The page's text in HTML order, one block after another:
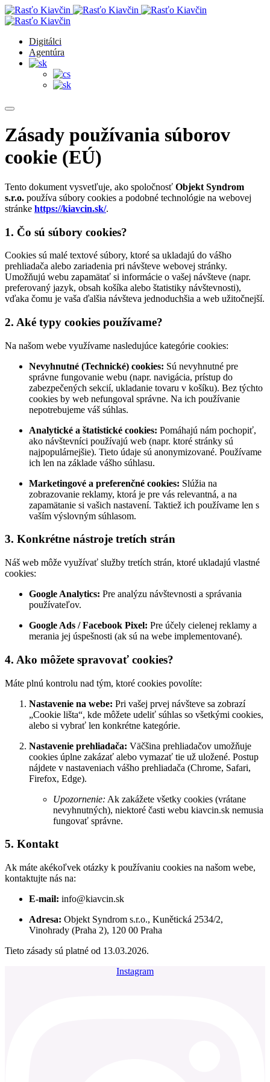
Digitálci
Agentúra
Zásady používania súborov
cookie (EÚ)
Tento dokument vysvetľuje, ako spoločnosť Objekt Syndrom
s.r.o. používa súbory cookies a podobné technológie na webovej
stránke https://kiavcin.sk/.
1. Čo sú súbory cookies?
Cookies sú malé textové súbory, ktoré sa ukladajú do vášho
prehliadača alebo zariadenia pri návšteve webovej stránky.
Umožňujú webu zapamätať si informácie o vašej návšteve (napr.
preferovaný jazyk, obsah košíka alebo štatistiky návštevnosti),
vďaka čomu je vaša ďalšia návšteva jednoduchšia a web užitočnejší.
2. Aké typy cookies používame?
Na našom webe využívame nasledujúce kategórie cookies:
Nevyhnutné (Technické) cookies: Sú nevyhnutné pre
správne fungovanie webu (napr. navigácia, prístup do
zabezpečených sekcií, ukladanie tovaru v košíku). Bez týchto
cookies by web nefungoval správne. Na ich používanie
nepotrebujeme váš súhlas.
Analytické a štatistické cookies: Pomáhajú nám pochopiť,
ako návštevníci používajú web (napr. ktoré stránky sú
najpopulárnejšie). Tieto údaje sú anonymizované. Používame
ich len na základe vášho súhlasu.
Marketingové a preferenčné cookies: Slúžia na
zobrazovanie reklamy, ktorá je pre vás relevantná, a na
zapamätanie si vašich nastavení. Taktiež ich používame len s
vaším výslovným súhlasom.
3. Konkrétne nástroje tretích strán
Náš web môže využívať služby tretích strán, ktoré ukladajú vlastné
cookies:
Google Analytics: Pre analýzu návštevnosti a správania
používateľov.
Google Ads / Facebook Pixel: Pre účely cielenej reklamy a
merania jej úspešnosti (ak sú na webe implementované).
4. Ako môžete spravovať cookies?
Máte plnú kontrolu nad tým, ktoré cookies povolíte:
Nastavenie na webe: Pri vašej prvej návšteve sa zobrazí
„Cookie lišta“, kde môžete udeliť súhlas so všetkými cookies,
alebo si vybrať len konkrétne kategórie.
Nastavenie prehliadača: Väčšina prehliadačov umožňuje
cookies úplne zakázať alebo vymazať tie už uložené. Postup
nájdete v nastaveniach vášho prehliadača (Chrome, Safari,
Firefox, Edge).
Upozornenie: Ak zakážete všetky cookies (vrátane
nevyhnutných), niektoré časti webu kiavcin.sk nemusia
fungovať správne.
5. Kontakt
Ak máte akékoľvek otázky k používaniu cookies na našom webe,
kontaktujte nás na:
E-mail: info@kiavcin.sk
Adresa: Objekt Syndrom s.r.o., Kunětická 2534/2,
Vinohrady (Praha 2), 120 00 Praha
Tieto zásady sú platné od 13.03.2026.
Instagram